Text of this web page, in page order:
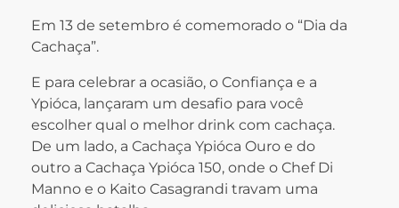
Em 13 de setembro é comemorado o “Dia da
Cachaça”.
E para celebrar a ocasião, o Confiança e a
Ypióca, lançaram um desafio para você
escolher qual o melhor drink com cachaça.
De um lado, a Cachaça Ypióca Ouro e do
outro a Cachaça Ypióca 150, onde o Chef Di
Manno e o Kaito Casagrandi travam uma